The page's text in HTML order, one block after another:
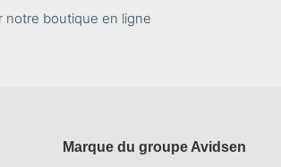
notre boutique en ligne
Marque du groupe Avidsen